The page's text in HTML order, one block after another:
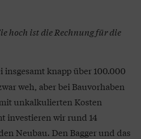
hoch ist die Rechnung für die
insgesamt knapp über 100.000
weh, aber bei Bauvorhaben
unkalkulierten Kosten
investieren wir rund 14
Neubau. Den Bagger und das